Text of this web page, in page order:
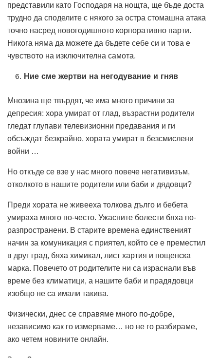
представили като Господаря на нощта, ще бъде доста
трудно да споделите с някого за остра стомашна атака
точно насред новогодишното корпоративно парти.
Никога няма да можете да бъдете себе си и това е
чувството на изключителна самота.
Ние сме жертви на негодувание и гняв
Мнозина ще твърдят, че има много причини за
депресия: хора умират от глад, възрастни родители
гледат глупави телевизионни предавания и ги
обсъждат безкрайно, хората умират в безсмислени
войни …
Но откъде се взе у нас много повече негативизъм,
отколкото в нашите родители или баби и дядовци?
Преди хората не живееха толкова дълго и бебета
умираха много по-често. Ужасните болести бяха по-
разпространени. В старите времена единственият
начин за комуникация с приятел, който се е преместил
в друг град, бяха химикал, лист хартия и пощенска
марка. Повечето от родителите ни са израснали във
време без климатици, а нашите баби и прадядовци
изобщо не са имали такива.
Физически, днес се справяме много по-добре,
независимо как го измерваме… но не го разбираме,
ако четем новините онлайн.